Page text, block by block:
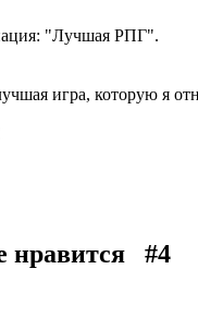
"Лучшая РПГ".
игра, которую я
#4